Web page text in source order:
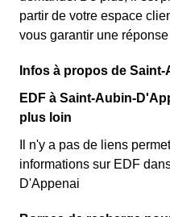
partir de votre espace
vous garantir une
Infos à propos de
EDF à Saint-Aubin-
plus loin
Il n'y a pas de liens
informations sur EDF
D'Appenai